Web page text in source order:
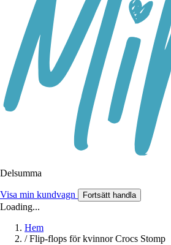
Delsumma
Visa min kundvagn Fortsätt handla
Loading...
Hem
/ Flip-flops för kvinnor Crocs Stomp